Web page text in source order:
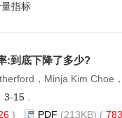
指标
:到底下降了多少?
，Minja Kim Choe
15 .
) PDF (213KB) (